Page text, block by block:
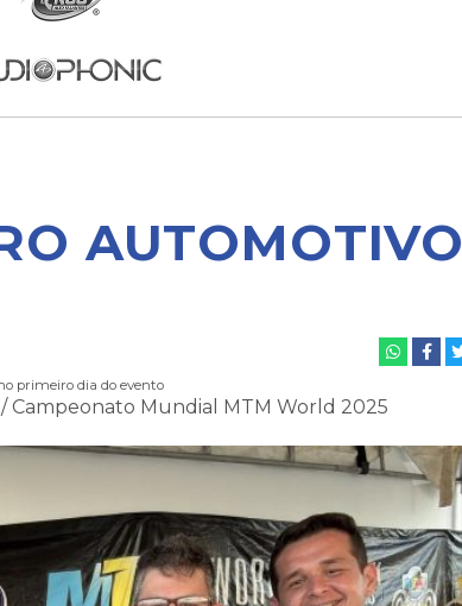
AUTOMOTIVO
primeiro dia do evento
Campeonato Mundial MTM World 2025